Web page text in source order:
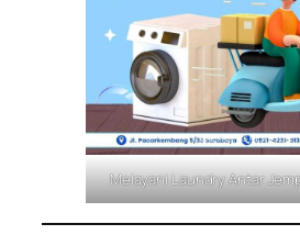
Melayani Laundry Antar